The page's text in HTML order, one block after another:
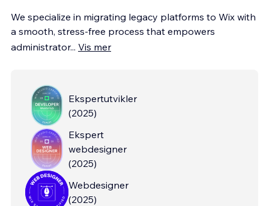
We specialize in migrating legacy platforms to Wix with
a smooth, stress-free process that empowers
administrator... Vis mer
Ekspertutvikler
(2025)
Ekspert
webdesigner
(2025)
Webdesigner
(2025)